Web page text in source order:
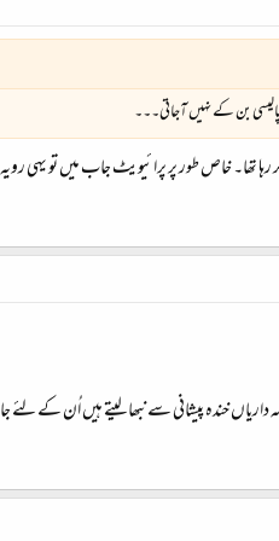
بن کے نہیں آجاتی۔۔۔
تھا۔ خاص طور پر پرائیویٹ جاب میں تو یہی رویہ
داریاں خندہ پیشانی سے نبھا لیتے ہیں اُن کے